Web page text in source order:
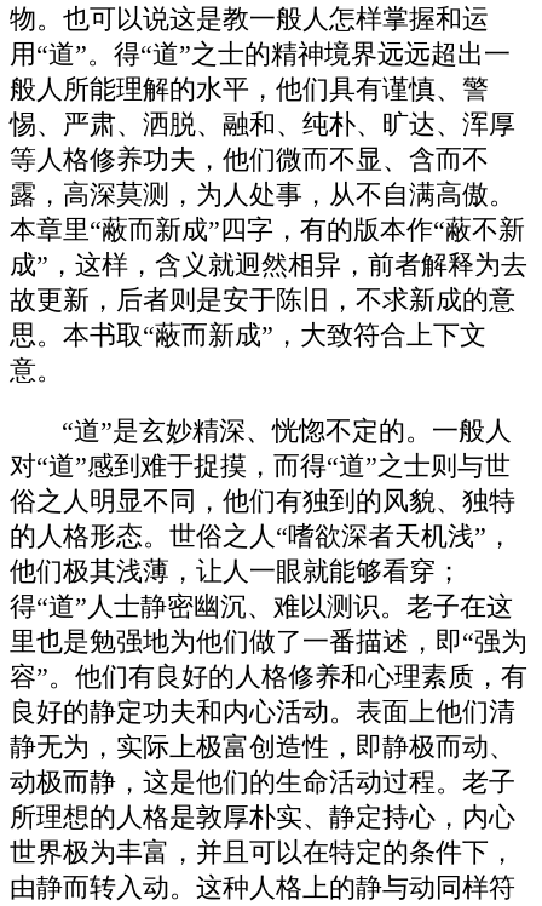
物。也可以说这是教一般人怎样掌握和运
用“道”。得“道”之士的精神境界远远超出一
般人所能理解的水平，他们具有谨慎、警
惕、严肃、洒脱、融和、纯朴、旷达、浑厚
等人格修养功夫，他们微而不显、含而不
露，高深莫测，为人处事，从不自满高傲。
本章里“蔽而新成”四字，有的版本作“蔽不新
成”，这样，含义就迥然相异，前者解释为去
故更新，后者则是安于陈旧，不求新成的意
思。本书取“蔽而新成”，大致符合上下文
意。
“道”是玄妙精深、恍惚不定的。一般人
对“道”感到难于捉摸，而得“道”之士则与世
俗之人明显不同，他们有独到的风貌、独特
的人格形态。世俗之人“嗜欲深者天机浅”，
他们极其浅薄，让人一眼就能够看穿；
得“道”人士静密幽沉、难以测识。老子在这
里也是勉强地为他们做了一番描述，即“强为
容”。他们有良好的人格修养和心理素质，有
良好的静定功夫和内心活动。表面上他们清
静无为，实际上极富创造性，即静极而动、
动极而静，这是他们的生命活动过程。老子
所理想的人格是敦厚朴实、静定持心，内心
世界极为丰富，并且可以在特定的条件下，
由静而转入动。这种人格上的静与动同样符